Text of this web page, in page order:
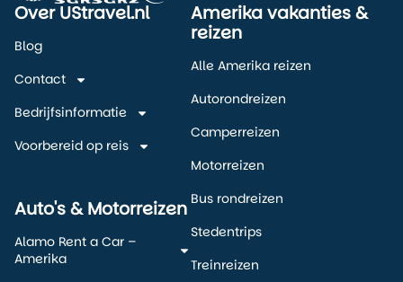
Over UStravel.nl
Blog
Contact
Bedrijfsinformatie
Voorbereid op reis
Auto's & Motorreizen
Alamo Rent a Car –
Amerika
Amerika vakanties &
reizen
Alle Amerika reizen
Autorondreizen
Camperreizen
Motorreizen
Bus rondreizen
Stedentrips
Treinreizen